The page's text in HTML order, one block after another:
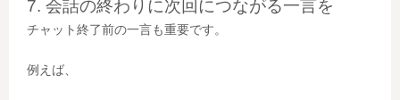
7. 会話の終わりに次回につながる一言を
チャット終了前の一言も重要です。
例えば、